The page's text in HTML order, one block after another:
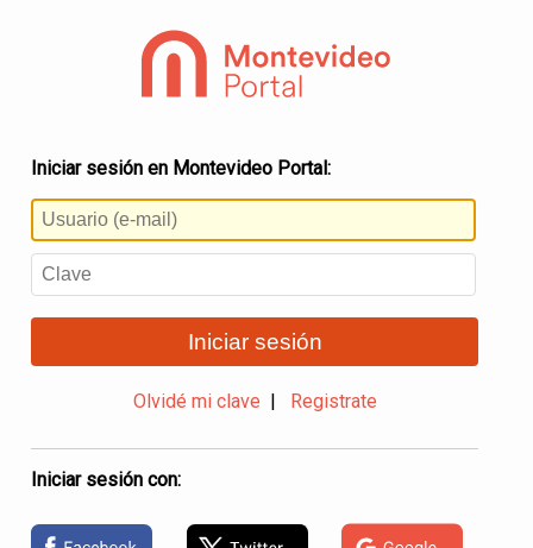
Iniciar sesión en Montevideo Portal:
Iniciar sesión
Olvidé mi clave Registrate
Iniciar sesión con: